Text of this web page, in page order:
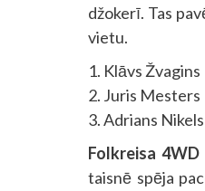
džokerī. Tas
vietu.
1. Klāvs Žvagins
2. Juris Mesters
3. Adrians Nikels
Folkreisa 4WD
taisnē spēja